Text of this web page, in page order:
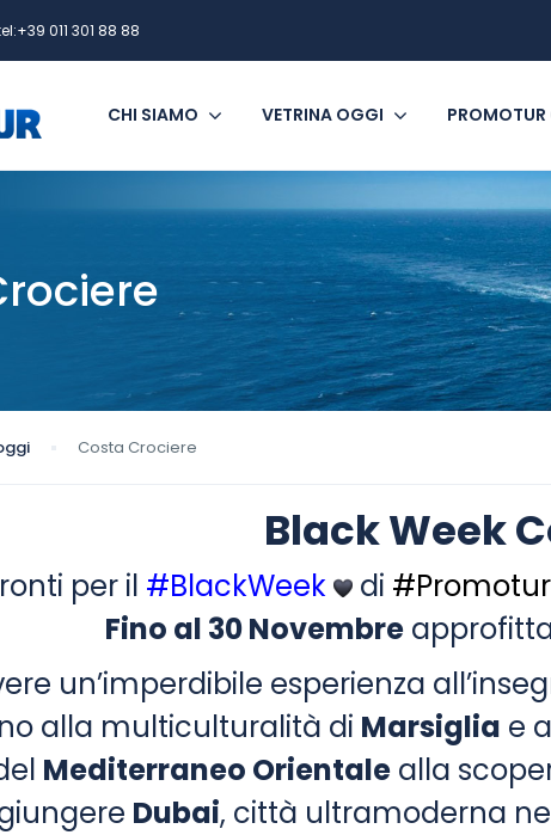
011 301 88 88
CHI SIAMO VETRINA OGGI
Costa Crociere
Black Week
per il #BlackWeek di #Promotur
Fino al 30 Novembre
un’imperdibile esperienza
alla multiculturalità di Marsiglia e
Mediterraneo Orientale alla
Dubai, città ultramoderna